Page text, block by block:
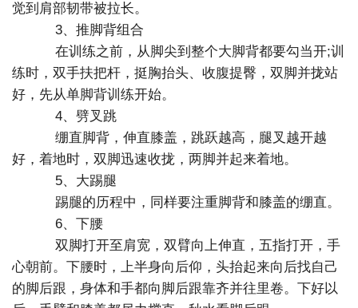
觉到肩部韧带被拉长。
3、推脚背组合
在训练之前，从脚尖到整个大脚背都要勾当开;训
练时，双手扶把杆，挺胸抬头、收腹提臀，双脚并拢站
好，先从单脚背训练开始。
4、劈叉跳
绷直脚背，伸直膝盖，跳跃越高，腿叉越开越
好，着地时，双脚迅速收拢，两脚并起来着地。
5、大踢腿
踢腿的历程中，同样要注重脚背和膝盖的绷直。
6、下腰
双脚打开至肩宽，双臂向上伸直，五指打开，手
心朝前。下腰时，上半身向后仰，头抬起来向后找自己
的脚后跟，身体和手都向脚后跟靠齐并往里卷。下好以